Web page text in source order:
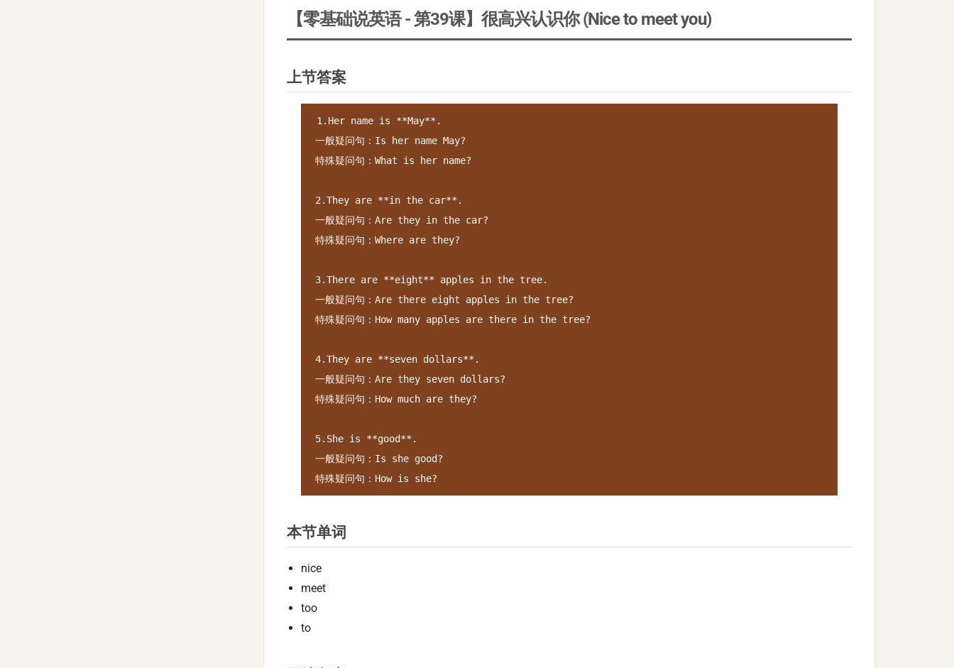
【零基础说英语 - 第39课】很高兴认识你 (Nice to meet you)
上节答案
1.Her name is **May**.
一般疑问句：Is her name May?
特殊疑问句：What is her name?
2.They are **in the car**.
一般疑问句：Are they in the car?
特殊疑问句：Where are they?
3.There are **eight** apples in the tree.
一般疑问句：Are there eight apples in the tree?
特殊疑问句：How many apples are there in the tree?
4.They are **seven dollars**.
一般疑问句：Are they seven dollars?
特殊疑问句：How much are they?
5.She is **good**.
一般疑问句：Is she good?
本节单词
nice
meet
too
to